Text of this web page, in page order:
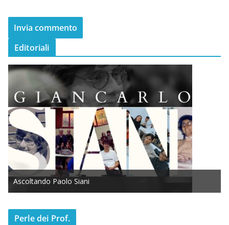
Editoriali
Ascoltando Paolo Siani
Perle dei Prof.